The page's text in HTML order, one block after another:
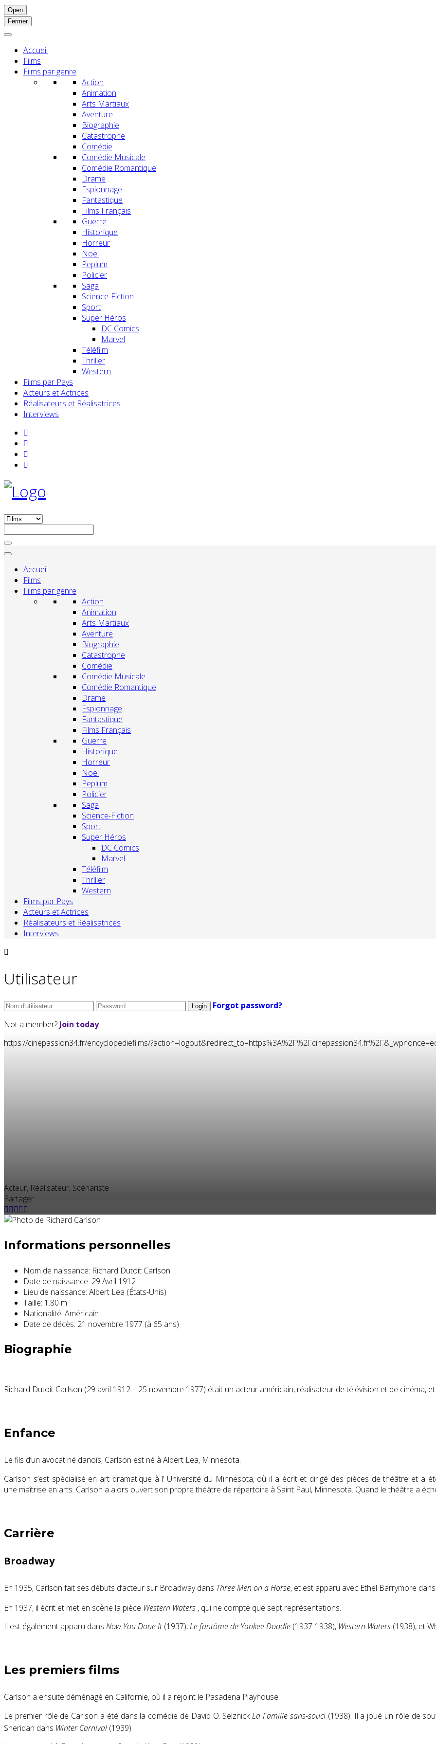
Open
Fermer
Accueil
Films
Films par genre
Action
Animation
Arts Martiaux
Aventure
Biographie
Catastrophe
Comédie
Comédie Musicale
Comédie Romantique
Drame
Espionnage
Fantastique
Films Français
Guerre
Historique
Horreur
Noël
Peplum
Policier
Saga
Science-Fiction
Sport
Super Héros
DC Comics
Marvel
Téléfilm
Thriller
Western
Films par Pays
Acteurs et Actrices
Réalisateurs et Réalisatrices
Interviews
Accueil
Films
Films par genre
Action
Animation
Arts Martiaux
Aventure
Biographie
Catastrophe
Comédie
Comédie Musicale
Comédie Romantique
Drame
Espionnage
Fantastique
Films Français
Guerre
Historique
Horreur
Noël
Peplum
Policier
Saga
Science-Fiction
Sport
Super Héros
DC Comics
Marvel
Téléfilm
Thriller
Western
Films par Pays
Acteurs et Actrices
Réalisateurs et Réalisatrices
Interviews
Utilisateur
Forgot password?
Not a member? Join today
https://cinepassion34.fr/encyclopediefilms/
Acteur, Réalisateur, Scénariste
Partager:
Informations personnelles
Nom de naissance: Richard Dutoit Carlson
Date de naissance: 29 Avril 1912
Lieu de naissance: Albert Lea (États-Unis)
Taille: 1.80 m
Nationalité: Américain
Date de décès: 21 novembre 1977 (à 65 ans)
Biographie
Richard Dutoit Carlson (29 avril 1912 – 25 novembre 1977) était un acteur américain, réalisateur de télévision et de cinéma,
Enfance
Le fils d’un avocat né danois, Carlson est né à Albert Lea, Minnesota.
Carlson s’est spécialisé en art dramatique à l’ Université du Minnesota, où il a écrit et dirigé des pièces de théâtre et a
une maîtrise en arts. Carlson a alors ouvert son propre théâtre de répertoire à Saint Paul, Minnesota. Quand le théâtre a
Carrière
Broadway
En 1935, Carlson fait ses débuts d’acteur sur Broadway dans Three Men on a Horse, et est apparu avec Ethel Barrymore dans
En 1937, il écrit et met en scène la pièce Western Waters , qui ne compte que sept représentations.
Il est également apparu dans Now You Done It(1937),Le fantôme de Yankee Doodle (1937-1938), Western Waters (1938), et
Les premiers films
Carlson a ensuite déménagé en Californie, où il a rejoint le Pasadena Playhouse.
Le premier rôle de Carlson a été dans la comédie de David O. SelznickLa Famille sans-souci (1938). Il a joué un rôle de
Sheridan dans Winter Carnival (1939).